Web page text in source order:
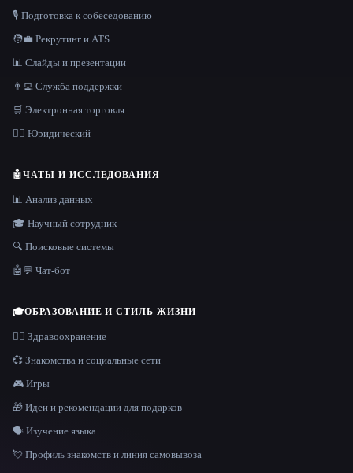
🎙️ Подготовка к собеседованию
🧑‍💼 Рекрутинг и ATS
📊 Слайды и презентации
👨‍💻 Служба поддержки
🛒 Электронная торговля
👩‍⚖️ Юридический
🤖ЧАТЫ И ИССЛЕДОВАНИЯ
📊 Анализ данных
🎓 Научный сотрудник
🔍 Поисковые системы
🤖💬 Чат-бот
🎓ОБРАЗОВАНИЕ И СТИЛЬ ЖИЗНИ
👩‍⚕️ Здравоохранение
💞 Знакомства и социальные сети
🎮 Игры
🎁 Идеи и рекомендации для подарков
🗣️ Изучение языка
💘 Профиль знакомств и линия самовывоза